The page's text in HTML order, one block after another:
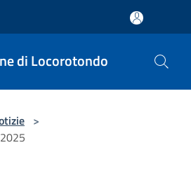
di Locorotondo
>